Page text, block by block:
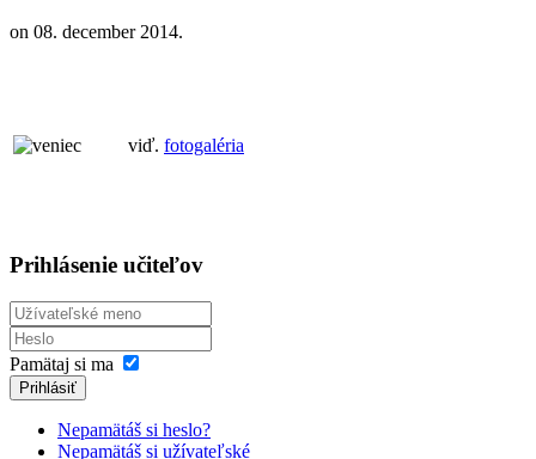
on 08. december 2014.
viď. fotogaléria
Prihlásenie učiteľov
Pamätaj si ma
Prihlásiť
Nepamätáš si heslo?
Nepamätáš si užívateľské